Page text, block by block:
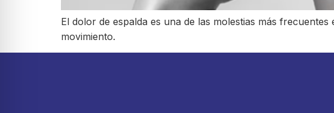
El dolor de espalda es una de las molestias más
movimiento.